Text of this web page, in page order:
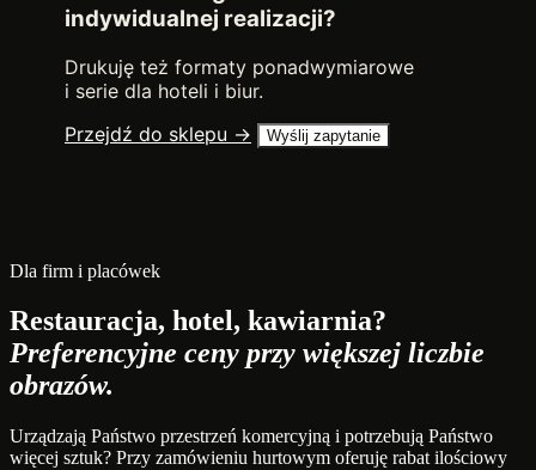
indywidualnej realizacji?
Drukuję też formaty ponadwymiarowe
i serie dla hoteli i biur.
Przejdź do sklepu →
Wyślij zapytanie
Dla firm i placówek
Restauracja, hotel, kawiarnia?
Preferencyjne ceny przy większej liczbie
obrazów.
Urządzają Państwo przestrzeń komercyjną i potrzebują Państwo
więcej sztuk? Przy zamówieniu hurtowym oferuję rabat ilościowy